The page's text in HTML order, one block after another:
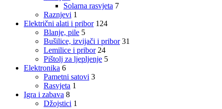
Solarna rasvjeta 7
Raznjevi 1
Električni alati i pribor 124
Blanje, pile 5
Bušilice, izvijači i pribor 31
Lemilice i pribor 24
Pištolj za ljepljenje 5
Elektronika 6
Pametni satovi 3
Rasvjeta 1
Igra i zabava 8
Džojstici 1